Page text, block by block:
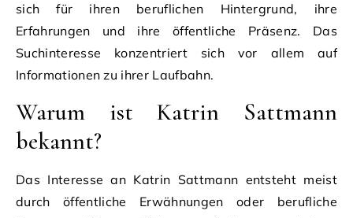
sich für ihren beruflichen Hintergrund, ihre
Erfahrungen und ihre öffentliche Präsenz. Das
Suchinteresse konzentriert sich vor allem auf
Informationen zu ihrer Laufbahn.
Warum ist Katrin Sattmann
bekannt?
Das Interesse an Katrin Sattmann entsteht meist
durch öffentliche Erwähnungen oder berufliche